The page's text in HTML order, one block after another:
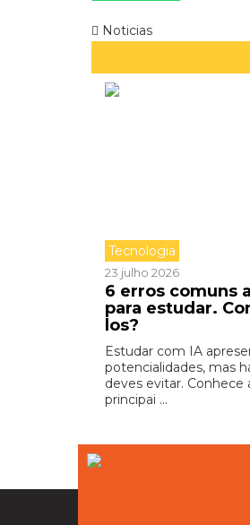
Noticias
Tecnologia
23 julho 2026
6 erros comuns
para estudar.
los?
Estudar com IA
potencialidades, mas
deves evitar. Conhece
principai ...